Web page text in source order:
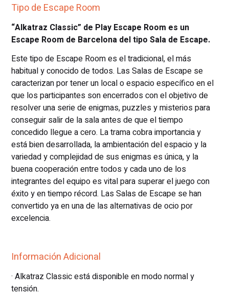
Tipo de Escape Room
“Alkatraz Classic” de Play Escape Room es un
Escape Room de Barcelona del tipo Sala de Escape.
Este tipo de Escape Room es el tradicional, el más
habitual y conocido de todos. Las Salas de Escape se
caracterizan por tener un local o espacio específico en el
que los participantes son encerrados con el objetivo de
resolver una serie de enigmas, puzzles y misterios para
conseguir salir de la sala antes de que el tiempo
concedido llegue a cero. La trama cobra importancia y
está bien desarrollada, la ambientación del espacio y la
variedad y complejidad de sus enigmas es única, y la
buena cooperación entre todos y cada uno de los
integrantes del equipo es vital para superar el juego con
éxito y en tiempo récord. Las Salas de Escape se han
convertido ya en una de las alternativas de ocio por
excelencia.
Información Adicional
· Alkatraz Classic está disponible en modo normal y
tensión.